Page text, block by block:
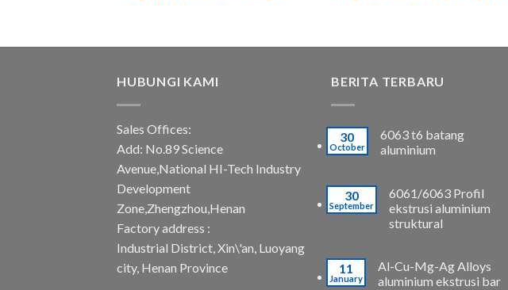
HUBUNGI KAMI
Sales Offices:
Add: No.89 Science
Avenue,National HI-Tech Industry
Development
Zone,Zhengzhou,Henan
Factory address :
Industrial District, Xin\'an, Luoyang
city, Henan Province
BERITA TERBARU
30
October
6063 t6 batang
aluminium
30
September
6061/6063 Profil
ekstrusi aluminium
struktural
11
January
Al-Cu-Mg-Ag Alloys
aluminium ekstrusi bar